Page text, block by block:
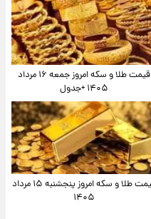
قیمت طلا و سکه امروز جمعه ۱۶ مرداد
۱۴۰۵ +جدول
قیمت طلا و سکه امروز پنجشنبه ۱۵ مرداد
۱۴۰۵